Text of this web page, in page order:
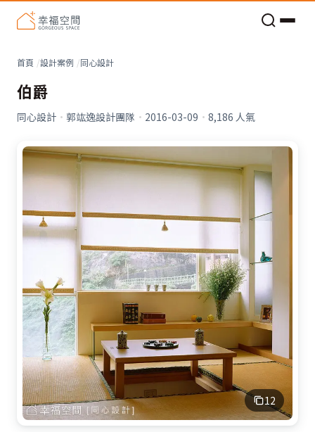
首頁 設計案例 同心設計
伯爵
同心設計 · 郭竑逸設計團隊 · 2016-03-09 · 8,186 人氣
12